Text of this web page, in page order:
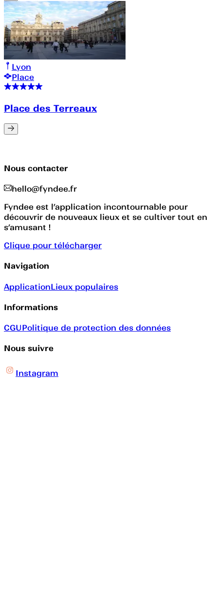
Lyon
Place
Place des Terreaux
Nous contacter
hello@fyndee.fr
Fyndee est l’application incontournable pour
découvrir de nouveaux lieux et se cultiver tout en
s’amusant !
Clique pour télécharger
Navigation
ApplicationLieux populaires
Informations
CGUPolitique de protection des données
Nous suivre
Instagram